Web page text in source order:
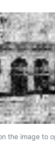
the image to